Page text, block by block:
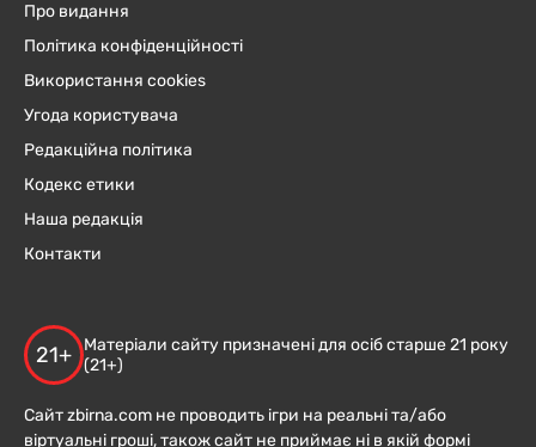
Про видання
Політика конфіденційності
Використання cookies
Угода користувача
Редакційна політика
Кодекс етики
Наша редакція
Контакти
21+
Матеріали сайту призначені для осіб старше 21 року
(21+)
Сайт zbirna.com не проводить ігри на реальні та/або
віртуальні гроші, також сайт не приймає ні в якій формі